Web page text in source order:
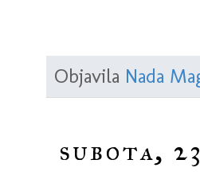
Objavila Nada
subota,